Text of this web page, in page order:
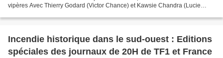
vipères Avec Thierry Godard (Victor Chance) et Kawsie Chandra (Lucie
Incendie historique dans le sud-ouest : Editions
spéciales des journaux de 20H de TF1 et France